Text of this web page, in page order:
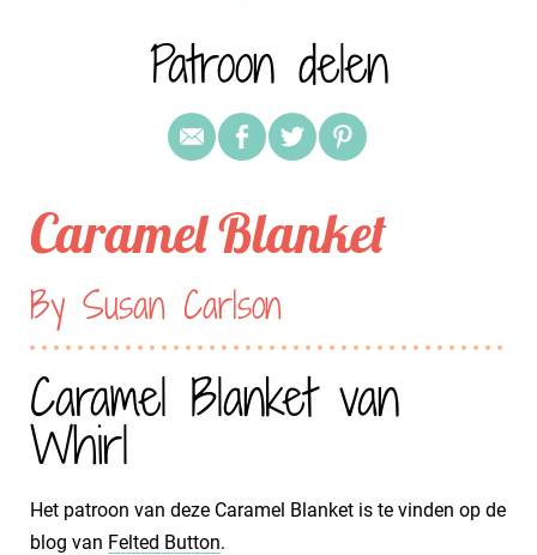
Patroon delen
Caramel Blanket
By Susan Carlson
Caramel Blanket van
Whirl
Het patroon van deze Caramel Blanket is te vinden op de
blog van Felted Button.